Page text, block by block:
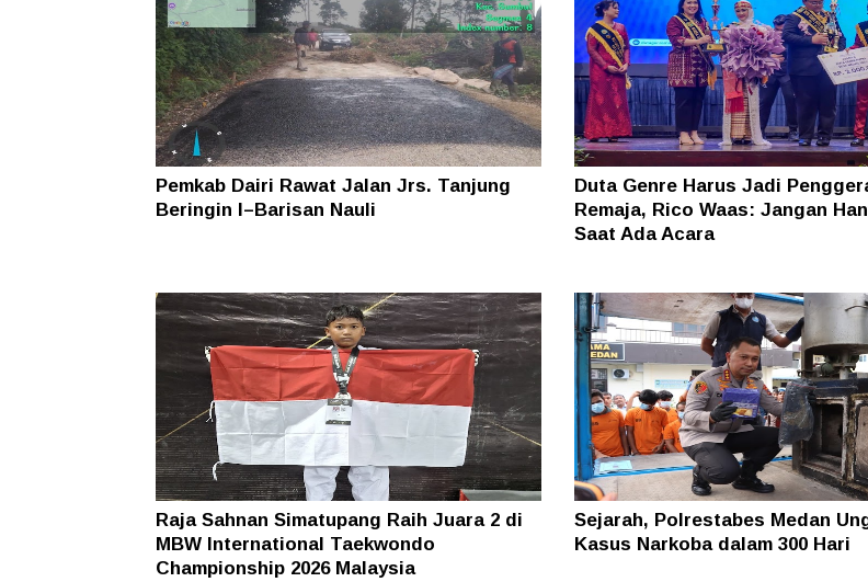
Pemkab Dairi Rawat Jalan Jrs. Tanjung
Beringin I–Barisan Nauli
Duta Genre Harus Jadi
Remaja, Rico Waas: Jangan
Saat Ada Acara
Raja Sahnan Simatupang Raih Juara 2 di
MBW International Taekwondo
Championship 2026 Malaysia
Sejarah, Polrestabes Medan
Kasus Narkoba dalam 300 Hari